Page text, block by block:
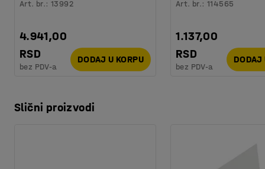
Art. br.:13992
4.941,00
RSD
bez PDV-a
DODAJ U KORPU
Art. br.:114565
1.137,00
RSD
bez PDV-a
DODAJ
Slični proizvodi